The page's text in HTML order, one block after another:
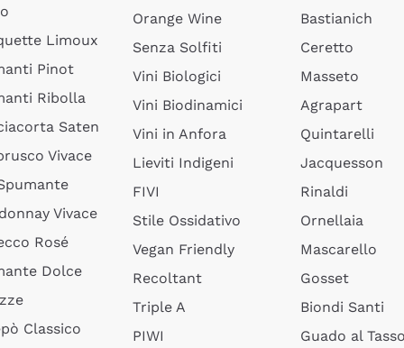
Limoux
Pinot
Ribolla
Saten
Vivace
Vivace
Rosé
Dolce
Classico
Orange Wine
Senza Solfiti
Vini Biologici
Vini Biodinamici
Vini in Anfora
Lieviti Indigeni
FIVI
Stile Ossidativo
Vegan Friendly
Recoltant
Triple A
PIWI
Bastianich
Ceretto
Masseto
Agrapart
Quintarelli
Jacquesson
Rinaldi
Ornellaia
Mascarello
Gosset
Biondi Santi
Guado al